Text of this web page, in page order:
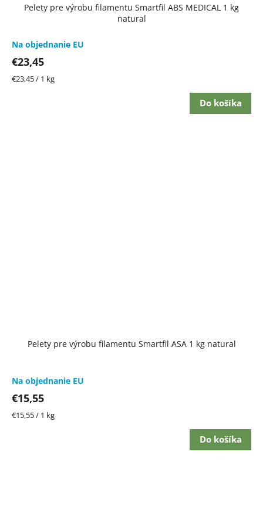
Pelety pre výrobu filamentu Smartfil ABS MEDICAL 1 kg
natural
Na objednanie EU
€23,45
Jednotková
€23,45 / 1 kg
Do košíka
Pelety pre výrobu filamentu Smartfil ASA 1 kg natural
Na objednanie EU
€15,55
Jednotková
€15,55 / 1 kg
Do košíka